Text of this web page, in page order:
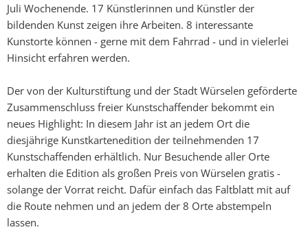
Juli Wochenende. 17 Künstlerinnen und Künstler der
bildenden Kunst zeigen ihre Arbeiten. 8 interessante
Kunstorte können - gerne mit dem Fahrrad - und in vielerlei
Hinsicht erfahren werden.
Der von der Kulturstiftung und der Stadt Würselen geförderte
Zusammenschluss freier Kunstschaffender bekommt ein
neues Highlight: In diesem Jahr ist an jedem Ort die
diesjährige Kunstkartenedition der teilnehmenden 17
Kunstschaffenden erhältlich. Nur Besuchende aller Orte
erhalten die Edition als großen Preis von Würselen gratis -
solange der Vorrat reicht. Dafür einfach das Faltblatt mit auf
die Route nehmen und an jedem der 8 Orte abstempeln
lassen.